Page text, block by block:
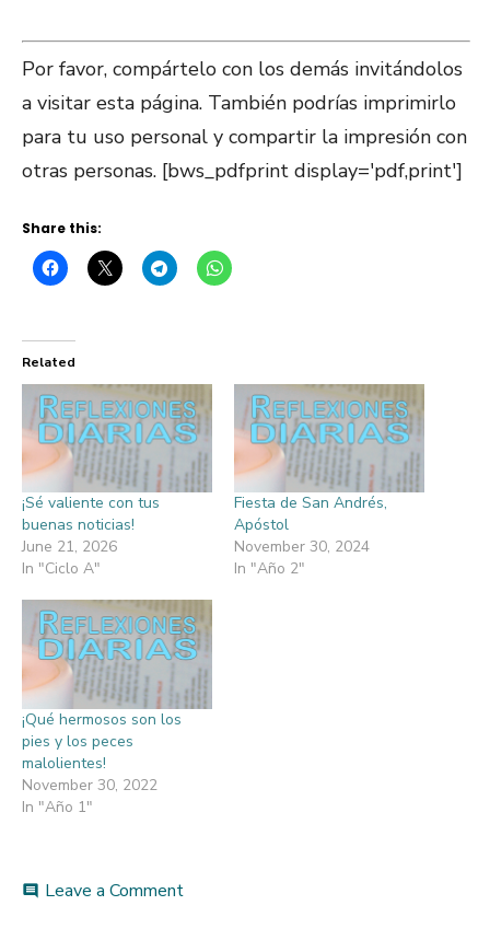
Por favor, compártelo con los demás invitándolos
a visitar esta página. También podrías imprimirlo
para tu uso personal y compartir la impresión con
otras personas. [bws_pdfprint display='pdf,print']
Share this:
Related
¡Sé valiente con tus
buenas noticias!
June 21, 2026
In "Ciclo A"
Fiesta de San Andrés,
Apóstol
November 30, 2024
In "Año 2"
¡Qué hermosos son los
pies y los peces
malolientes!
November 30, 2022
In "Año 1"
comment Leave a Commenton